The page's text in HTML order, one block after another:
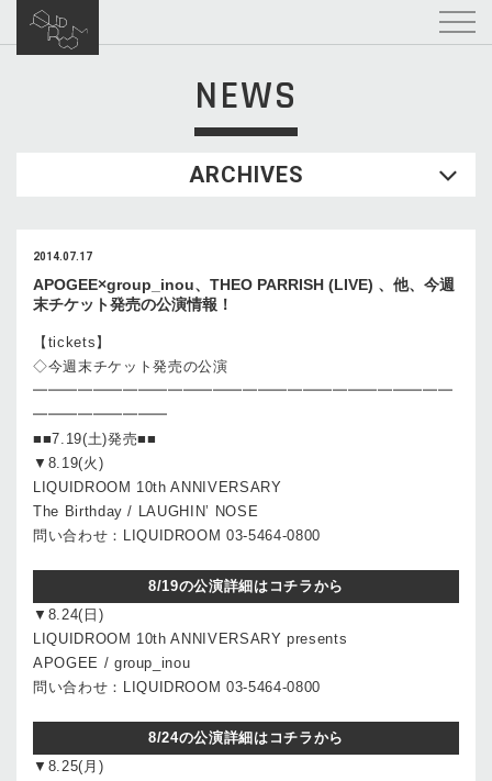
NEWS
ARCHIVES
2014.07.17
APOGEE×group_inou、THEO PARRISH (LIVE) 、他、今週
末チケット発売の公演情報！
【tickets】
◇今週末チケット発売の公演
━━━━━━━━━━━━━━━━━━━━━━━━━━━━
━━━━━━━━━
■■7.19(土)発売■■
▼8.19(火)
LIQUIDROOM 10th ANNIVERSARY
The Birthday / LAUGHIN’ NOSE
問い合わせ：LIQUIDROOM 03-5464-0800
8/19の公演詳細はコチラから
▼8.24(日)
LIQUIDROOM 10th ANNIVERSARY presents
APOGEE / group_inou
問い合わせ：LIQUIDROOM 03-5464-0800
8/24の公演詳細はコチラから
▼8.25(月)